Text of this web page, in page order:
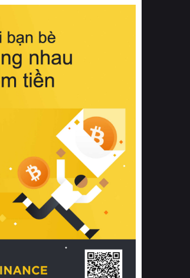
bạn sẽ cảm nhận rõ rệt sự khác
chuẩn xác của phần đệm nâng đỡ
sống.
cạnh đó, việc lựa chọn các dòng
phẩm đạt chuẩn chất lượng quốc
còn giúp ngăn ngừa tình trạng kích
và nấm mốc trong điều kiện
tiết nóng ẩm. Bạn có thể tìm hiểu
các nghiên cứu khoa học về tác
của giấc ngủ và môi trường
ngủ đối với sức khỏe con
tại Sleep Foundation (External
để có cái nhìn toàn diện hơn.
Các tiêu chí vàng khi lựa chọn
ga gối đệm cao cấp cho phòng
sở hữu một bộ chăn ga gối đệm
cấp hoàn hảo cả về thẩm mỹ lẫn
năng, người tiêu dùng cần cân
kỹ lưỡng các tiêu chí quan trọng